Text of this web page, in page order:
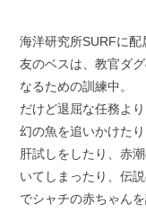
海洋研究所SURFに
友のベスは、教官ダ
なるための訓練中。
だけど退屈な任務よ
幻の魚を追いかけた
肝試しをしたり、赤
いてしまったり、伝
でシャチの赤ちゃん